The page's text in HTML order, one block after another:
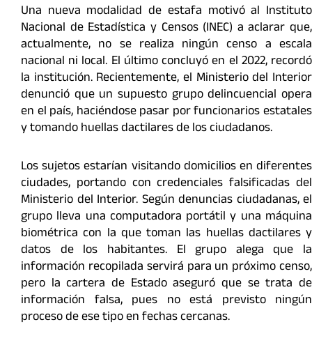
Una nueva modalidad de estafa motivó al Instituto
Nacional de Estadística y Censos (INEC) a aclarar que,
actualmente, no se realiza ningún censo a escala
nacional ni local. El último concluyó en el 2022, recordó
la institución. Recientemente, el Ministerio del Interior
denunció que un supuesto grupo delincuencial opera
en el país, haciéndose pasar por funcionarios estatales
y tomando huellas dactilares de los ciudadanos.
Los sujetos estarían visitando domicilios en diferentes
ciudades, portando con credenciales falsificadas del
Ministerio del Interior. Según denuncias ciudadanas, el
grupo lleva una computadora portátil y una máquina
biométrica con la que toman las huellas dactilares y
datos de los habitantes. El grupo alega que la
información recopilada servirá para un próximo censo,
pero la cartera de Estado aseguró que se trata de
información falsa, pues no está previsto ningún
proceso de ese tipo en fechas cercanas.